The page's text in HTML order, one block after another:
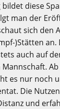
diese
man der
sich den
)Stätten an.
auch auf
Mannschaft.
es nur noch
Die
und